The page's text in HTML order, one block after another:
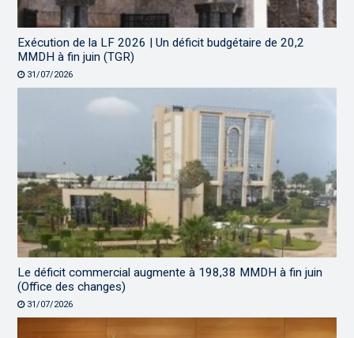
Exécution de la LF 2026 | Un déficit budgétaire de 20,2
MMDH à fin juin (TGR)
31/07/2026
Le déficit commercial augmente à 198,38 MMDH à fin juin
(Office des changes)
31/07/2026